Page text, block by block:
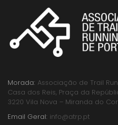
Morada: Associação de Trail
Casa dos Reis, Praça da
3220 Vila Nova – Miranda do
Email Geral: info@atrp.pt